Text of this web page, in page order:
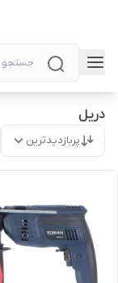
دریل
پربازدیدترین